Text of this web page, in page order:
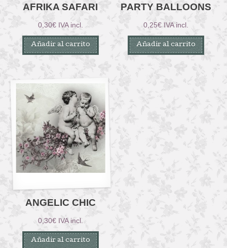
AFRIKA SAFARI
0,30€ IVA incl.
Añadir al carrito
PARTY BALLOONS
0,25€ IVA incl.
Añadir al carrito
ANGELIC CHIC
0,30€ IVA incl.
Añadir al carrito